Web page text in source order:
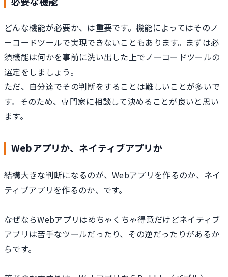
どんな機能が必要か、は重要です。機能によってはそのノ
ーコードツールで実現できないこともあります。まずは必
須機能は何かを事前に洗い出した上でノーコードツールの
選定をしましょう。
ただ、自分達でその判断をすることは難しいことが多いで
す。そのため、専門家に相談して決めることが良いと思い
ます。
Webアプリか、ネイティブアプリか
結構大きな判断になるのが、Webアプリを作るのか、ネイ
ティブアプリを作るのか、です。
なぜならWebアプリはめちゃくちゃ得意だけどネイティブ
アプリは苦手なツールだったり、その逆だったりがあるか
らです。